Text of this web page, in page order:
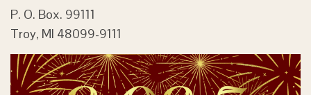
P. O. Box. 99111
Troy, MI 48099-9111